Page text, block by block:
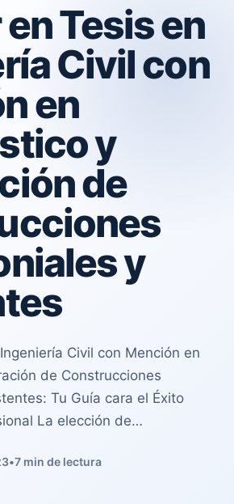
Tesis en
Civil con
en
y
de
y
Civil con Mención en
de Construcciones
Tu Guía cara el Éxito
La elección de…
•7 min de lectura